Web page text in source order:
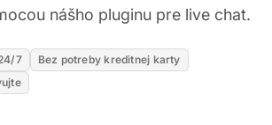
nášho pluginu pre live chat.
7
Bez potreby kreditnej karty